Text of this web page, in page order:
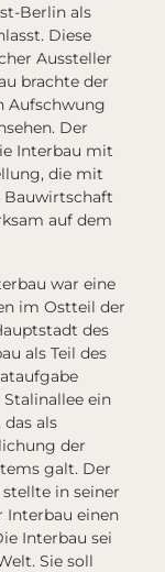
Berlin als
Diese
Aussteller
brachte der
Aufschwung
Der
Interbau mit
, die mit
Bauwirtschaft
auf dem
war eine
im Ostteil der
des
als Teil des
Stalinallee ein
als
der
galt. Der
in seiner
Interbau einen
Interbau sei
Sie soll